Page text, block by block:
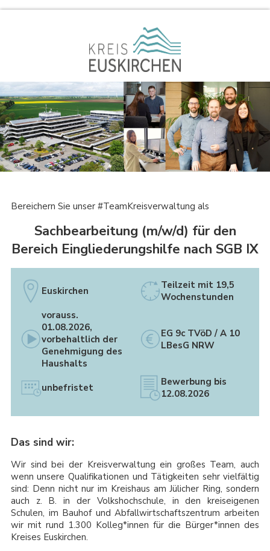
Bereichern Sie unser #TeamKreisverwaltung als
Sachbearbeitung (m/w/d) für den
Bereich Eingliederungshilfe nach SGB IX
Euskirchen
Teilzeit mit 19,5
Wochenstunden
vorauss.
01.08.2026,
vorbehaltlich der
Genehmigung des
Haushalts
EG 9c TVöD / A 10
LBesG NRW
unbefristet
Bewerbung bis
12.08.2026
Das sind wir:
Wir sind bei der Kreisverwaltung ein großes Team, auch
wenn unsere Qualifikationen und Tätigkeiten sehr vielfältig
sind: Denn nicht nur im Kreishaus am Jülicher Ring, sondern
auch z. B. in der Volkshochschule, in den kreiseigenen
Schulen, im Bauhof und Abfallwirtschaftszentrum arbeiten
wir mit rund 1.300 Kolleg*innen für die Bürger*innen des
Kreises Euskirchen.